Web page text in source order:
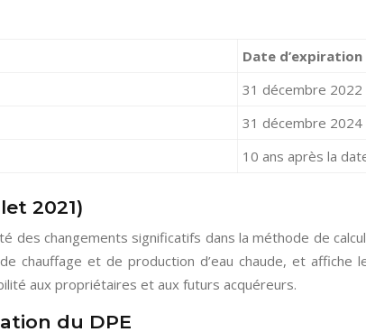
Date d’expiration
31 décembre 2022
31 décembre 2024
10 ans après la
2021)
des changements significatifs dans la méthode de
chauffage et de production d’eau chaude, et
aux propriétaires et aux futurs acquéreurs.
du DPE